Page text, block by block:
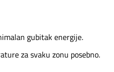
gubitak energije.
za svaku zonu posebno.